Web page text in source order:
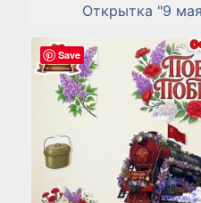
Открытка "9
Save